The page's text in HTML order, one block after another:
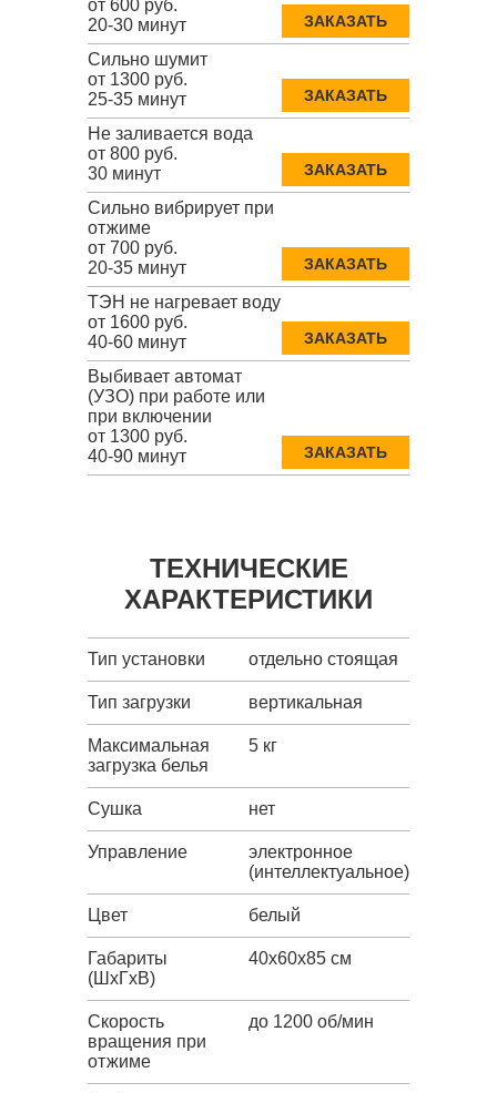
от 600 руб.
20-30 минут
ЗАКАЗАТЬ
Сильно шумит
от 1300 руб.
25-35 минут
ЗАКАЗАТЬ
Не заливается вода
от 800 руб.
30 минут
ЗАКАЗАТЬ
Сильно вибрирует при
отжиме
от 700 руб.
20-35 минут
ЗАКАЗАТЬ
ТЭН не нагревает воду
от 1600 руб.
40-60 минут
ЗАКАЗАТЬ
Выбивает автомат
(УЗО) при работе или
при включении
от 1300 руб.
40-90 минут
ЗАКАЗАТЬ
ТЕХНИЧЕСКИЕ
ХАРАКТЕРИСТИКИ
Тип установки отдельно стоящая
Тип загрузки вертикальная
Максимальная
загрузка белья
5 кг
Сушка нет
Управление
электронное
(интеллектуальное)
Цвет белый
Габариты
(ШxГxВ)
40x60x85 см
Скорость
вращения при
отжиме
до 1200 об/мин